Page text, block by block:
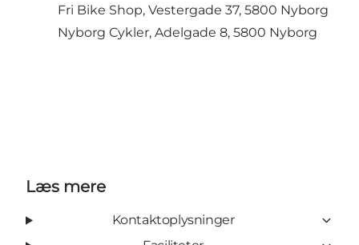
Fri Bike Shop, Vestergade 37, 5800 Nyborg
Nyborg Cykler, Adelgade 8, 5800 Nyborg
Læs mere
Kontaktoplysninger